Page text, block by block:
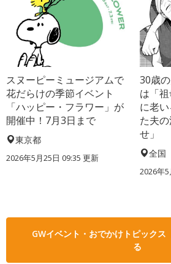
スヌーピーミュージアムで
花だらけの季節イベント
「ハッピー・フラワー」が
開催中！7月3日まで
東京都
2026年5月25日 09:35 更新
30歳
は「
に老
た夫
せ」
全国
2026年
GWイベント・おでかけトピックス
る